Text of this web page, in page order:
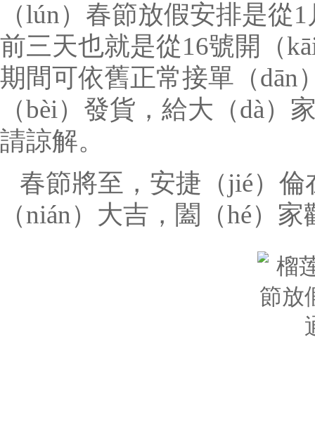
（lún）春節放假安排是
前三天也就是從16號開（
期間可依舊正常接單（dān
（bèi）發貨，給大（dà）
請諒解。
春節將至，安捷（jié）
（nián）大吉，闔（hé）